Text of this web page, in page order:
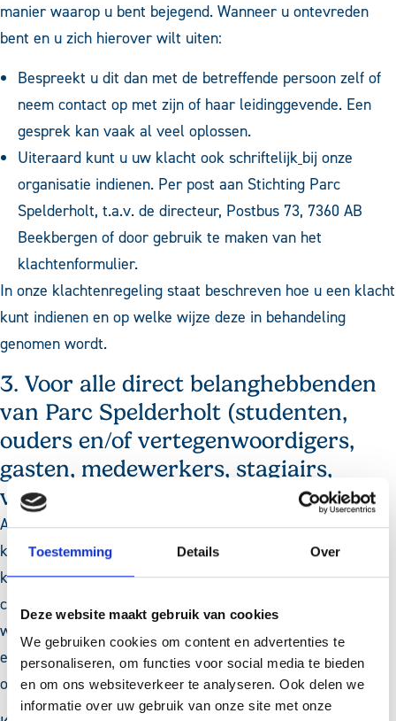
Toestemming Details Over
Deze website maakt gebruik van cookies
We gebruiken cookies om content en advertenties te
personaliseren, om functies voor social media te bieden
en om ons websiteverkeer te analyseren. Ook delen we
informatie over uw gebruik van onze site met onze
manier waarop u bent bejegend. Wanneer u ontevreden
bent en u zich hierover wilt uiten:
Bespreekt u dit dan met de betreffende persoon zelf of
neem contact op met zijn of haar leidinggevende. Een
gesprek kan vaak al veel oplossen.
Uiteraard kunt u uw klacht ook schriftelijk bij onze
organisatie indienen. Per post aan Stichting Parc
Spelderholt, t.a.v. de directeur, Postbus 73, 7360 AB
Beekbergen of door gebruik te maken van het
klachtenformulier.
In onze klachtenregeling staat beschreven hoe u een klacht
kunt indienen en op welke wijze deze in behandeling
genomen wordt.
3. Voor alle direct belanghebbenden
van Parc Spelderholt (studenten,
ouders en/of vertegenwoordigers,
gasten, medewerkers, stagiairs,
vrijwilligers)
Als u na bemiddeling door de vertrouwenspersoon of
klachtenfunctionaris nog niet tevreden bent, kunt u uw
klacht voorleggen aan de klachtencommissie. Deze
commissie beoordeelt klachten, geeft na hoor en
wederhoor een oordeel over de klacht en geeft de directie
een zwaarwegend advies. De commissie heeft een
onafhankelijk karakter en werkt volgens een reglement.